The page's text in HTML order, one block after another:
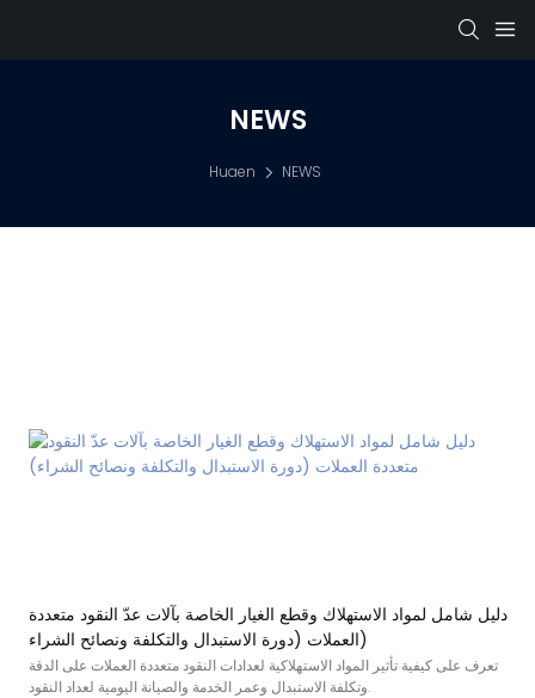
NEWS
Huaen NEWS
دليل شامل لمواد الاستهلاك وقطع الغيار الخاصة بآلات عدّ النقود متعددة
العملات (دورة الاستبدال والتكلفة ونصائح الشراء)
تعرف على كيفية تأثير المواد الاستهلاكية لعدادات النقود متعددة العملات على الدقة
وتكلفة الاستبدال وعمر الخدمة والصيانة اليومية لعداد النقود.